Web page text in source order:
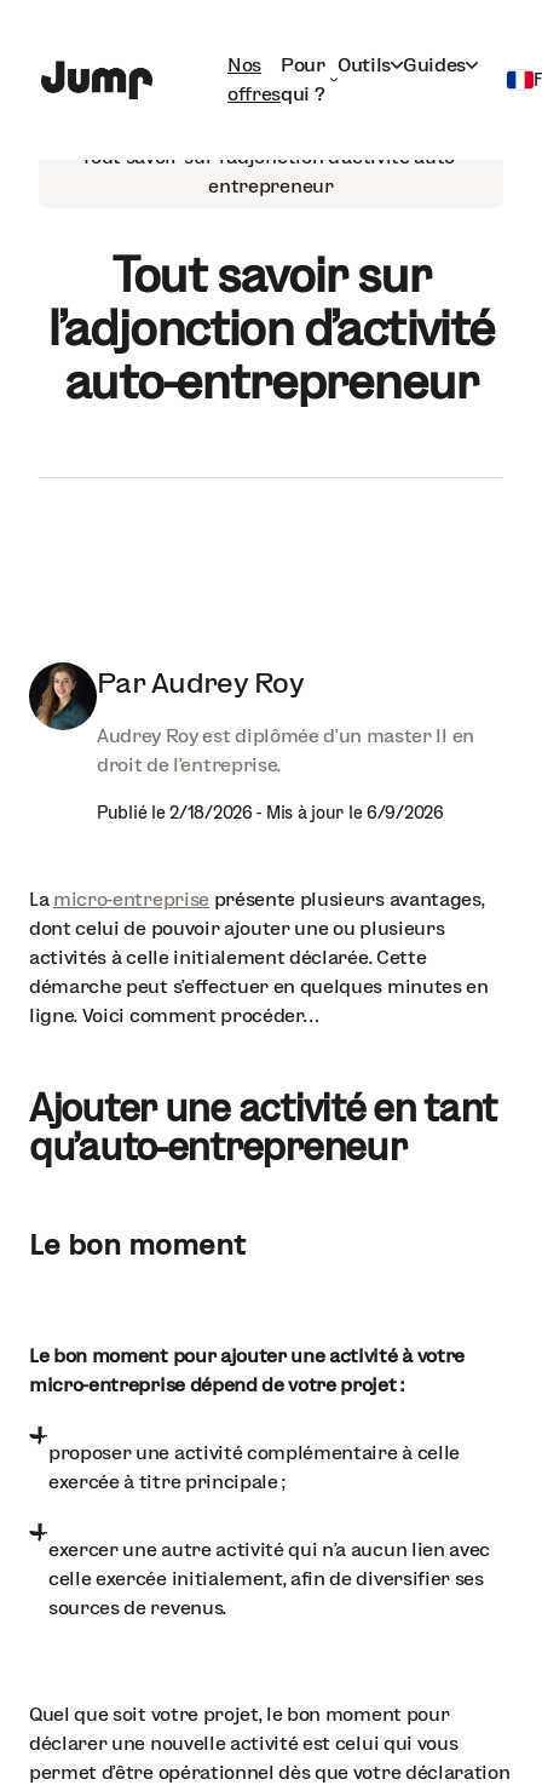
Nos
offres
Pour
qui ?
Outils Guides
Tout savoir sur l’adjonction d’activité auto-
entrepreneur
Tout savoir sur
l’adjonction d’activité
auto-entrepreneur
ParAudrey Roy
Audrey Roy est diplômée d'un master II en
droit de l'entreprise.
Publié le 2/18/2026 - Mis à jour le 6/9/2026
La micro-entrepriseprésente plusieurs avantages,
dont celui de pouvoir ajouter une ou plusieurs
activités à celle initialement déclarée. Cette
démarche peut s’effectuer en quelques minutes en
ligne. Voici comment procéder…
Ajouter une activité en tant
qu'auto-entrepreneur
Le bon moment
Le bon moment pour ajouter une activité à votre
micro-entreprise dépend de votre projet :
proposer une activité complémentaire à celle
exercée à titre principale ;
exercer une autre activité qui n’a aucun lien avec
celle exercée initialement, afin de diversifier ses
sources de revenus.
Quel que soit votre projet, le bon moment pour
déclarer une nouvelle activité est celui qui vous
permet d’être opérationnel dès que votre déclaration